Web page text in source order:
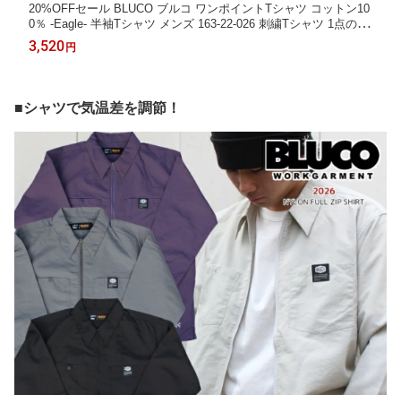
20%OFFセール BLUCO ブルコ ワンポイントTシャツ コットン10
0％ -Eagle- 半袖Tシャツ メンズ 163-22-026 刺繍Tシャツ 1点のみ
はメール便送料無料
3,520 円
■シャツで気温差を調節！